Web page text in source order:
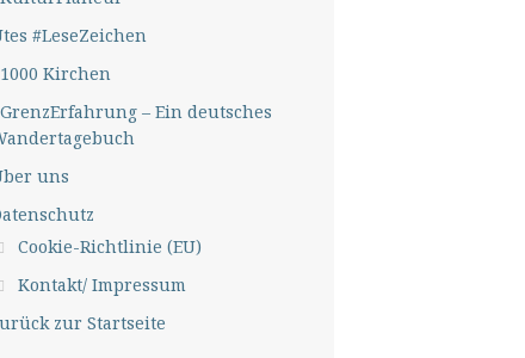
#LeseZeichen
Kirchen
– Ein deutsches
uns
Cookie-Richtlinie (EU)
Kontakt/ Impressum
zur Startseite